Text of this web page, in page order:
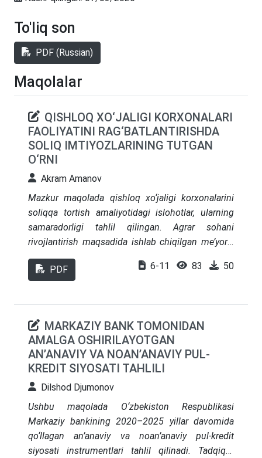
To'liq son
PDF (Russian)
Maqolalar
QISHLOQ XO‘JALIGI KORXONALARI
FAOLIYATINI RAG‘BATLANTIRISHDA
SOLIQ IMTIYOZLARINING TUTGAN
O‘RNI
Akram Amanov
Mazkur maqolada qishloq xo‘jaligi korxonalarini
soliqqa tortish amaliyotidagi islohotlar, ularning
samaradorligi tahlil qilingan. Agrar sohani
rivojlantirish maqsadida ishlab chiqilgan me’yoriy
hujjatlar o‘rganilib, qishloq xo‘jaligi korxonalarini va
ularda faoliyat olib borayotgan ishchi-
PDF 6-11 83 50
MARKAZIY BANK TOMONIDAN
AMALGA OSHIRILAYOTGAN
AN’ANAVIY VA NOAN’ANAVIY PUL-
KREDIT SIYOSATI TAHLILI
Dilshod Djumonov
Ushbu maqolada O‘zbekiston Respublikasi
Markaziy bankining 2020–2025 yillar davomida
qo‘llagan an’anaviy va noan’anaviy pul-kredit
siyosati instrumentlari tahlil qilinadi. Tadqiqot